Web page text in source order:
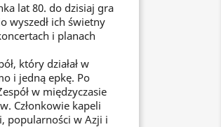
lat 80. do dzisiaj gra
wyszedł ich świetny
i planach
który działał w
i jedną epkę. Po
w międzyczasie
Członkowie kapeli
popularności w Azji i